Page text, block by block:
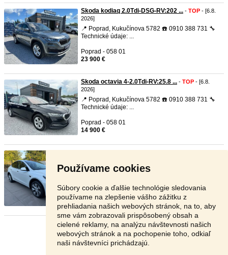
Používame cookies
Súbory cookie a ďalšie technológie sledovania
používame na zlepšenie vášho zážitku z
prehliadania našich webových stránok, na to, aby
sme vám zobrazovali prispôsobený obsah a
cielené reklamy, na analýzu návštevnosti našich
webových stránok a na pochopenie toho, odkiaľ
naši návštevníci prichádzajú.
Skoda kodiaq 2.0Tdi-DSG-RV:202 ... - TOP - [6.8.
2026]
📍 Poprad, Kukučínova 5782 ☎️ 0910 388 731 🔧
Technické údaje: ...
Poprad - 058 01
23 900 €
Skoda octavia 4-2.0Tdi-RV:25.8 ... - TOP - [6.8.
2026]
📍 Poprad, Kukučínova 5782 ☎️ 0910 388 731 🔧
Technické údaje: ...
Poprad - 058 01
14 900 €
Tel: 0908 060 061 Model:2023 Premium
Lučenec - 984 01
35 870 €
Stránka: 1 2 3 Ďalšia